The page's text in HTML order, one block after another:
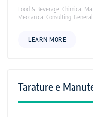
Food & Beverage, Chimica,
Meccanica, Consulting,
LEARN MORE
Tarature e